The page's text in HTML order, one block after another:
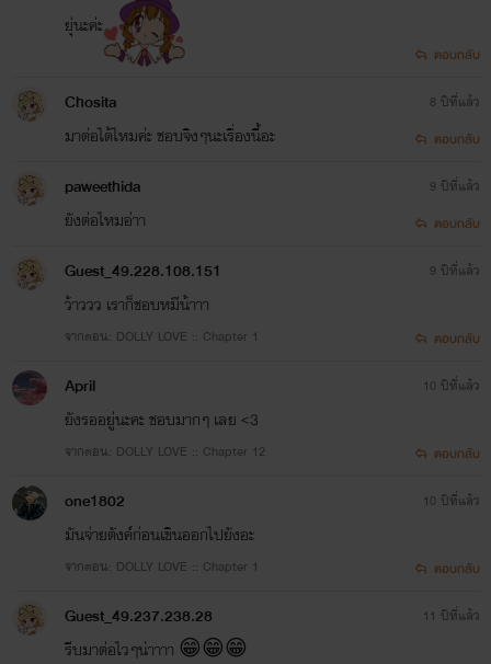
ยุ่นะค่ะ
ตอบกลับ
Chosita
มาต่อได้ไหมค่ะ ชอบจิงๆนะเรื่องนี้อะ
8 ปีที่แล้ว
ตอบกลับ
paweethida
ยังต่อไหมอ่าา
9 ปีที่แล้ว
ตอบกลับ
Guest_49.228.108.151
ว้าววว เราก็ชอบหมีน้าาา
จากตอน: DOLLY LOVE :: Chapter 1
9 ปีที่แล้ว
ตอบกลับ
April
ยังรออยู่นะคะ ชอบมากๆ เลย <3
จากตอน: DOLLY LOVE :: Chapter 12
10 ปีที่แล้ว
ตอบกลับ
one1802
มันจ่ายตังค์ก่อนเขินออกไปยังอะ
จากตอน: DOLLY LOVE :: Chapter 1
10 ปีที่แล้ว
ตอบกลับ
Guest_49.237.238.28
รีบมาต่อไวๆน่าาาา 😁😁😁
11 ปีที่แล้ว